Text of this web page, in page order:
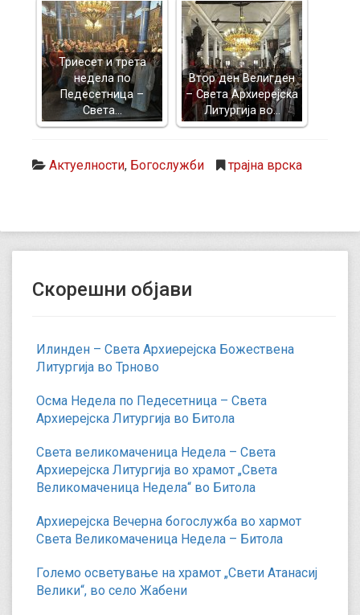
Триесет и трета
недела по
Педесетница –
Света…
Втор ден Велигден
– Света Архиерејска
Литургија во…
Актуелности, Богослужби трајна врска
Скорешни објави
Илинден – Света Архиерејска Божествена
Литургија во Трново
Осма Недела по Педесетница – Света
Архиерејска Литургија во Битола
Света великомаченица Недела – Света
Архиерејска Литургија во храмот „Света
Великомаченица Недела“ во Битола
Архиерејска Вечерна богослужба во хармот
Света Великомаченица Недела – Битола
Големо осветување на храмот „Свети Атанасиј
Велики“, во село Жабени